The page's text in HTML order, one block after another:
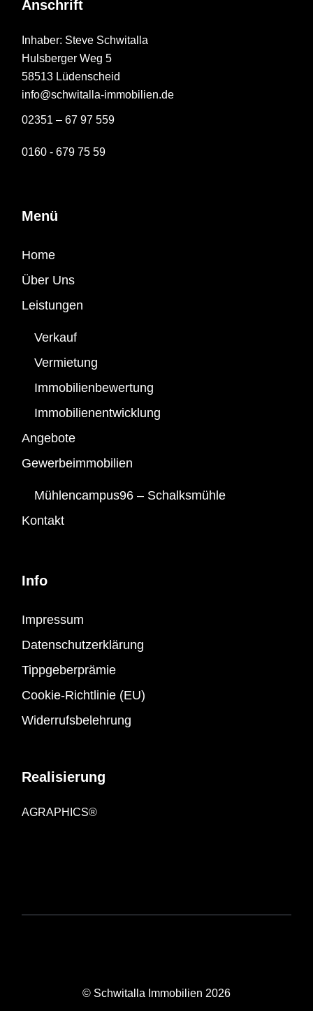
Anschrift
Inhaber: Steve Schwitalla
Hulsberger Weg 5
58513 Lüdenscheid
info@schwitalla-immobilien.de
02351 – 67 97 559
0160 - 679 75 59
Menü
Home
Über Uns
Leistungen
Verkauf
Vermietung
Immobilienbewertung
Immobilienentwicklung
Angebote
Gewerbeimmobilien
Mühlencampus96 – Schalksmühle
Kontakt
Info
Impressum
Datenschutzerklärung
Tippgeberprämie
Cookie-Richtlinie (EU)
Widerrufsbelehrung
Realisierung
AGRAPHICS®
© Schwitalla Immobilien 2026